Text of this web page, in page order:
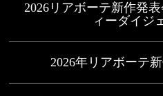
2026リアボーテ新作発
ィーダイジ
2026年リアボーテ